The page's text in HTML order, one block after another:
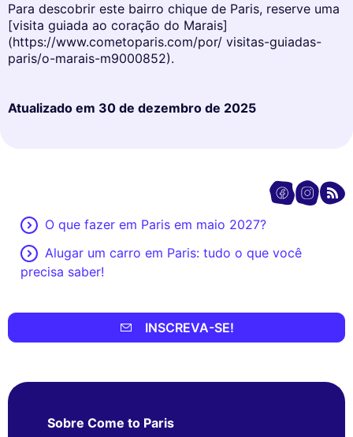
Para descobrir este bairro chique de Paris, reserve uma
[visita guiada ao coração do Marais]
(https://www.cometoparis.com/por/ visitas-guiadas-
paris/o-marais-m9000852).
Atualizado em 30 de dezembro de 2025
O que fazer em Paris em maio 2027?
Alugar um carro em Paris: tudo o que você
precisa saber!
INSCREVA-SE!
Sobre Come to Paris